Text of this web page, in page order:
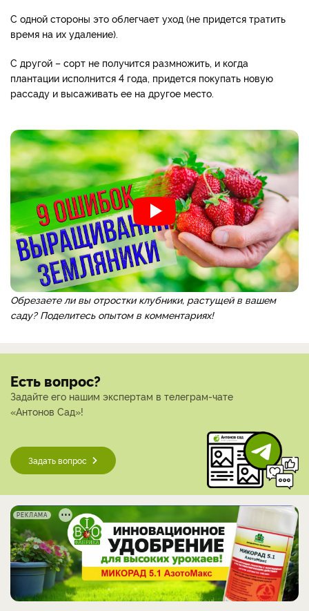
С одной стороны это облегчает уход (не придется тратить
время на их удаление).
С другой – сорт не получится размножить, и когда
плантации исполнится 4 года, придется покупать новую
рассаду и высаживать ее на другое место.
Обрезаете ли вы отростки клубники, растущей в вашем
саду? Поделитесь опытом в комментариях!
Есть вопрос?
Задайте его нашим экспертам в телеграм-чате
«Антонов Сад»!
Задать вопрос
РЕКЛАМА